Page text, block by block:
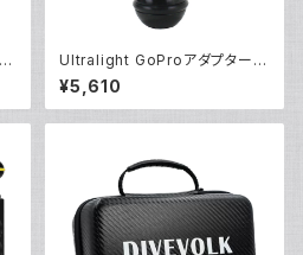
Ultralight GoProアダプター
[40176]
¥5,610